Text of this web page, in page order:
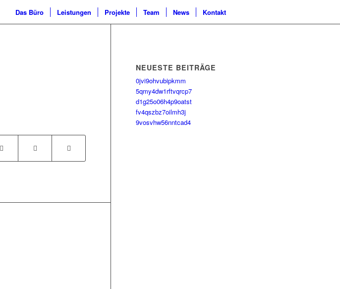
Das Büro Leistungen Projekte Team News Kontakt
NEUESTE BEITRÄGE
0jvi9ohvubipkmm
5qmy4dw1rftvqrcp7
d1g25o06h4p9oatst
fv4qszbz7oilmh3j
9vosvhw56nntcad4